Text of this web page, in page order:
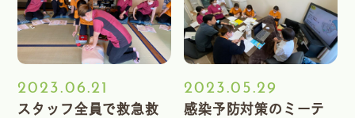
2023.06.21
スタッフ全員で救急救
2023.05.29
感染予防対策のミーテ